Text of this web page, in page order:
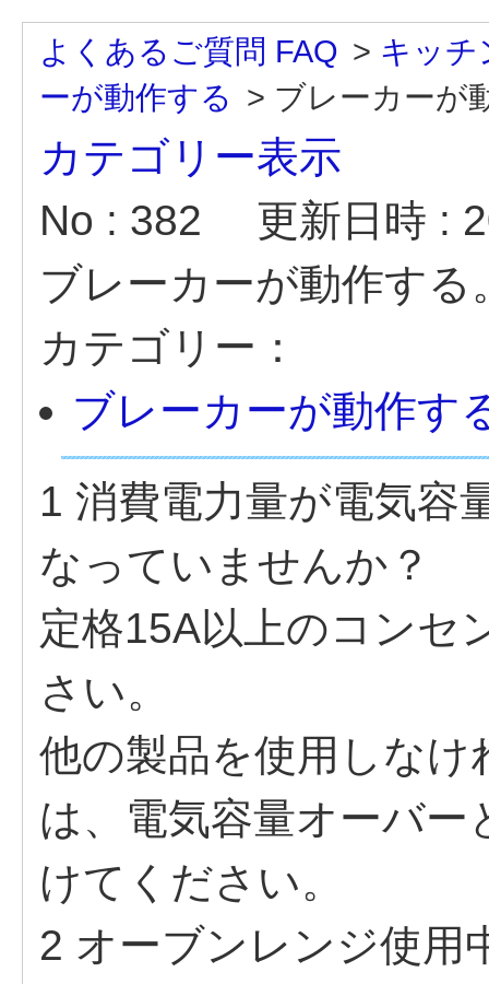
よくあるご質問 FAQ > キッチ
ーが動作する > ブレーカーが
カテゴリー表示
No : 382
更新日時 :
ブレーカーが動作する
カテゴリー：
ブレーカーが動作す
1 消費電力量が電気容
なっていませんか？
定格15A以上のコンセ
さい。
他の製品を使用しな
は、電気容量オーバ
けてください。
2 オーブンレンジ使用